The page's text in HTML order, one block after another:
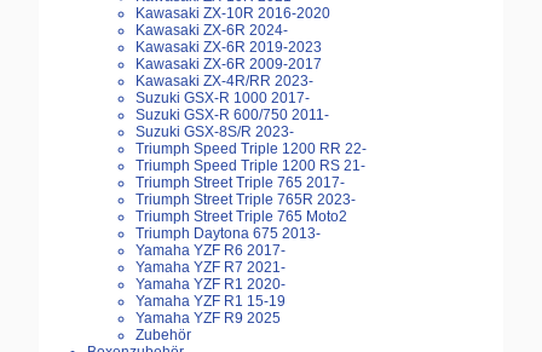
Kawasaki ZX-10R 2016-2020
Kawasaki ZX-6R 2024-
Kawasaki ZX-6R 2019-2023
Kawasaki ZX-6R 2009-2017
Kawasaki ZX-4R/RR 2023-
Suzuki GSX-R 1000 2017-
Suzuki GSX-R 600/750 2011-
Suzuki GSX-8S/R 2023-
Triumph Speed Triple 1200 RR 22-
Triumph Speed Triple 1200 RS 21-
Triumph Street Triple 765 2017-
Triumph Street Triple 765R 2023-
Triumph Street Triple 765 Moto2
Triumph Daytona 675 2013-
Yamaha YZF R6 2017-
Yamaha YZF R7 2021-
Yamaha YZF R1 2020-
Yamaha YZF R1 15-19
Yamaha YZF R9 2025
Zubehör